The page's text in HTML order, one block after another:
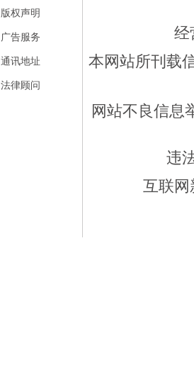
版权声明
广告服务
通讯地址
法律顾问
经
本网站所刊载
网站不良信息
违
互联网